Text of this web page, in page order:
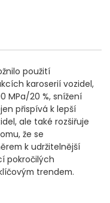
použití
karoserií vozidel,
MPa/20 %, snížení
přispívá k lepší
ale také rozšiřuje
že se
k udržitelnější
pokročilých
trendem.